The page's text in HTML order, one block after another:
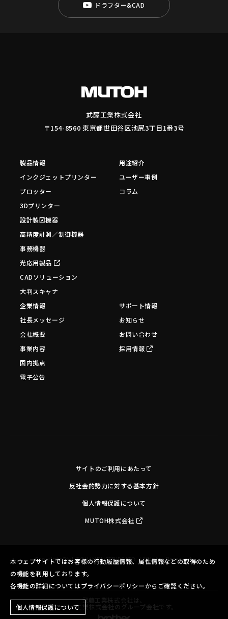
ドラフター&CAD
武藤工業株式会社
〒154-8560 東京都世田谷区池尻3丁目1番3号
製品情報
インクジェットプリンター
プロッター
3Dプリンター
設計製図機器
高精度計測／制御機器
事務機器
光応用製品
CADソリューション
大判スキャナ
用途紹介
ユーザー事例
コラム
企業情報
社長メッセージ
会社概要
事業内容
国内拠点
電子公告
サポート情報
お知らせ
お問い合わせ
採用情報
サイトのご利用にあたって
反社会的勢力に対する基本方針
個人情報保護について
MUTOH株式会社
Copyright©MUTOH INDUSTRIES LTD. All Rights Reserved.
本ウェブサイトではお客様の行動履歴情報、属性情報などの取得のため
の機能を利用しております。
各機能の詳細についてはプライバシーポリシーからご確認ください。
個人情報保護について
武藤工業株式会社は、
ブラザー工業株式会社のグループ会社です。